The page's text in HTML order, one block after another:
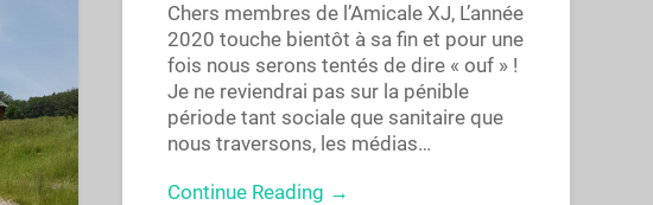
Chers membres de l’Amicale XJ, L’année
2020 touche bientôt à sa fin et pour une
fois nous serons tentés de dire « ouf » !
Je ne reviendrai pas sur la pénible
période tant sociale que sanitaire que
nous traversons, les médias…
Continue Reading →